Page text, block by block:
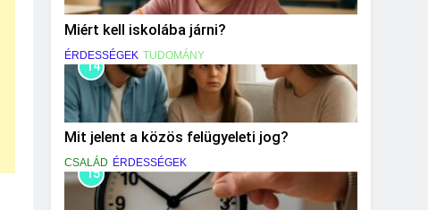
Miért kell iskolába járni?
ÉRDESSÉGEK TUDOMÁNY
14
Mit jelent a közös felügyeleti jog?
CSALÁD ÉRDESSÉGEK
15